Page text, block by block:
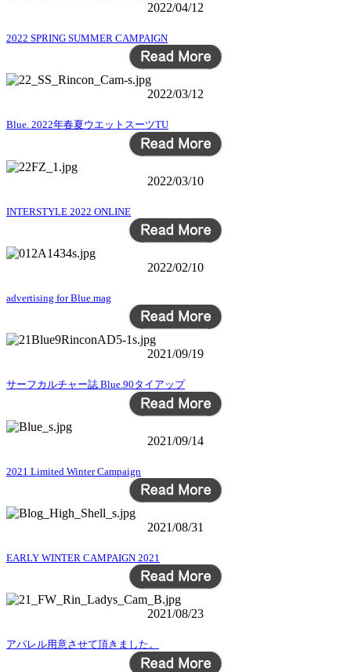
2022/04/12
2022 SPRING SUMMER CAMPAIGN
2022/03/12
Blue. 2022年春夏ウエットスーツTU
2022/03/10
INTERSTYLE 2022 ONLINE
2022/02/10
advertising for Blue.mag
2021/09/19
サーフカルチャー誌 Blue.90タイアップ
2021/09/14
2021 Limited Winter Campaign
2021/08/31
EARLY WINTER CAMPAIGN 2021
2021/08/23
アパレル用意させて頂きました。